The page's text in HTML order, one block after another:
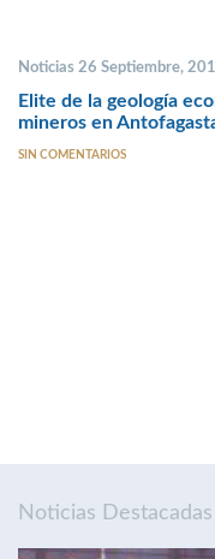
Noticias 26 Septiembre,
Elite de la geología
mineros en
SIN COMENTARIOS
Noticias Destacadas